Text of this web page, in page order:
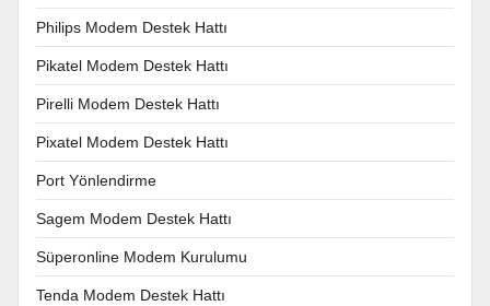
Philips Modem Destek Hattı
Pikatel Modem Destek Hattı
Pirelli Modem Destek Hattı
Pixatel Modem Destek Hattı
Port Yönlendirme
Sagem Modem Destek Hattı
Süperonline Modem Kurulumu
Tenda Modem Destek Hattı